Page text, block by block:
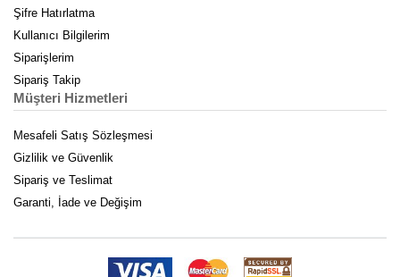
Şifre Hatırlatma
Kullanıcı Bilgilerim
Siparişlerim
Sipariş Takip
Müşteri Hizmetleri
Mesafeli Satış Sözleşmesi
Gizlilik ve Güvenlik
Sipariş ve Teslimat
Garanti, İade ve Değişim